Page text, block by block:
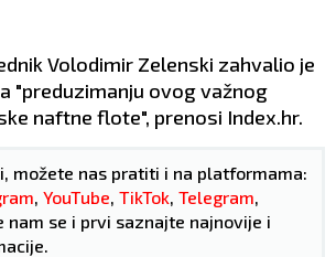
Volodimir Zelenski zahvalio je
"preduzimanju ovog važnog
naftne flote", prenosi Index.hr.
možete nas pratiti i na platformama:
YouTube TikTok Telegram
nam se i prvi saznajte najnovije i